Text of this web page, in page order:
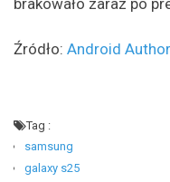
Źródło: Android
Tag :
samsung
galaxy s25